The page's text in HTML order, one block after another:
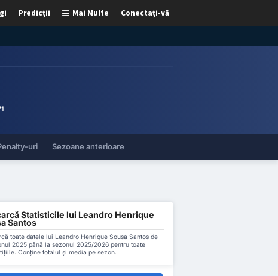
Conectați-vă
Mai Multe
Predicții
uri Sezoane anterioare
Statisticile lui Leandro Henrique
Santos
toate datele lui Leandro Henrique Sousa Santos de
2025 până la sezonul 2025/2026 pentru toate
Conține totalul și media pe sezon.